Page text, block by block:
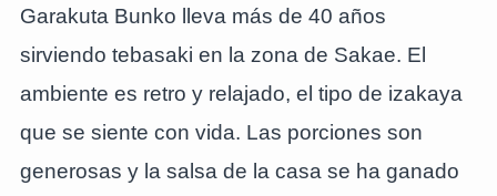
Garakuta Bunko lleva más de 40 años
sirviendo tebasaki en la zona de Sakae. El
ambiente es retro y relajado, el tipo de izakaya
que se siente con vida. Las porciones son
generosas y la salsa de la casa se ha ganado